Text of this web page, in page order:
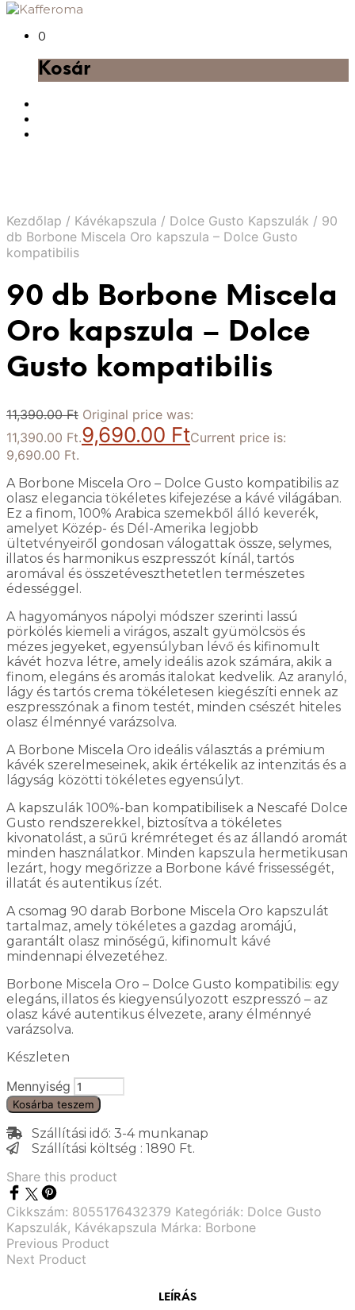
0
Kosár
Kezdőlap / Kávékapszula / Dolce Gusto Kapszulák / 90
db Borbone Miscela Oro kapszula – Dolce Gusto
kompatibilis
90 db Borbone Miscela
Oro kapszula – Dolce
Gusto kompatibilis
11,390.00Ft Original price was:
11,390.00 Ft.9,690.00 FtCurrent price is:
9,690.00 Ft.
A Borbone Miscela Oro – Dolce Gusto kompatibilis az
olasz elegancia tökéletes kifejezése a kávé világában.
Ez a finom, 100% Arabica szemekből álló keverék,
amelyet Közép- és Dél-Amerika legjobb
ültetvényeiről gondosan válogattak össze, selymes,
illatos és harmonikus eszpresszót kínál, tartós
aromával és összetéveszthetetlen természetes
édességgel.
A hagyományos nápolyi módszer szerinti lassú
pörkölés kiemeli a virágos, aszalt gyümölcsös és
mézes jegyeket, egyensúlyban lévő és kifinomult
kávét hozva létre, amely ideális azok számára, akik a
finom, elegáns és aromás italokat kedvelik. Az aranyló,
lágy és tartós crema tökéletesen kiegészíti ennek az
eszpresszónak a finom testét, minden csészét hiteles
olasz élménnyé varázsolva.
A Borbone Miscela Oro ideális választás a prémium
kávék szerelmeseinek, akik értékelik az intenzitás és a
lágyság közötti tökéletes egyensúlyt.
A kapszulák 100%-ban kompatibilisek a Nescafé Dolce
Gusto rendszerekkel, biztosítva a tökéletes
kivonatolást, a sűrű krémréteget és az állandó aromát
minden használatkor. Minden kapszula hermetikusan
lezárt, hogy megőrizze a Borbone kávé frissességét,
illatát és autentikus ízét.
A csomag 90 darab Borbone Miscela Oro kapszulát
tartalmaz, amely tökéletes a gazdag aromájú,
garantált olasz minőségű, kifinomult kávé
mindennapi élvezetéhez.
Borbone Miscela Oro – Dolce Gusto kompatibilis: egy
elegáns, illatos és kiegyensúlyozott eszpresszó – az
olasz kávé autentikus élvezete, arany élménnyé
varázsolva.
Készleten
Mennyiség
Kosárba teszem
Szállítási idő: 3-4 munkanap
Szállítási költség : 1890 Ft.
Share this product
Cikkszám: 8055176432379 Kategóriák: Dolce Gusto
Kapszulák, Kávékapszula Márka: Borbone
Previous Product
Next Product
LEÍRÁS